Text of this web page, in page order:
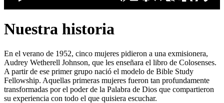
Nuestra historia
En el verano de 1952, cinco mujeres pidieron a una exmisionera,
Audrey Wetherell Johnson, que les enseñara el libro de Colosenses.
A partir de ese primer grupo nació el modelo de Bible Study
Fellowship. Aquellas primeras mujeres fueron tan profundamente
transformadas por el poder de la Palabra de Dios que compartieron
su experiencia con todo el que quisiera escuchar.